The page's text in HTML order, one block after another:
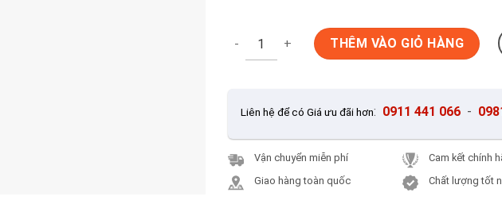
Gạch Ốp Lát 25x50cm Viglacera HA-2558 số lượng
THÊM VÀO GIỎ HÀNG
Liên hệ để có Giá ưu đãi hơn: 0911 441 066 -
Vận chuyển miễn phí
Giao hàng toàn quốc
Cam kết chính
Chất lượng tốt